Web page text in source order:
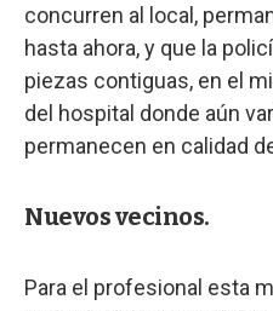
concurren al local,
hasta ahora, y que la
piezas contiguas, en el
del hospital donde aún
permanecen en calidad
Nuevos vecinos.
Para el profesional esta